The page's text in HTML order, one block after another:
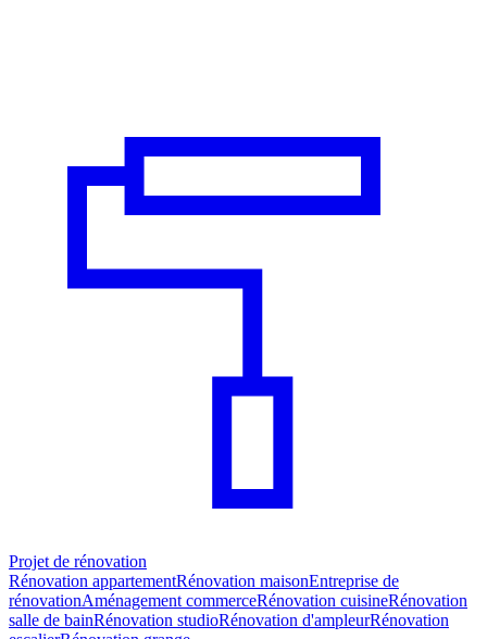
Projet de rénovation
Rénovation appartementRénovation maisonEntreprise de
rénovationAménagement commerceRénovation cuisineRénovation
salle de bainRénovation studioRénovation d'ampleurRénovation